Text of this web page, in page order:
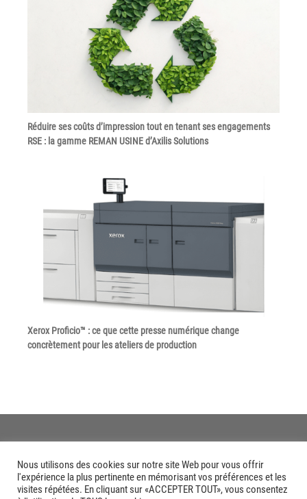
Réduire ses coûts d’impression tout en tenant ses engagements
RSE : la gamme REMAN USINE d’Axilis Solutions
Xerox Proficio™ : ce que cette presse numérique change
concrètement pour les ateliers de production
Nous utilisons des cookies sur notre site Web pour vous offrir
l'expérience la plus pertinente en mémorisant vos préférences et les
visites répétées. En cliquant sur «ACCEPTER TOUT», vous consentez